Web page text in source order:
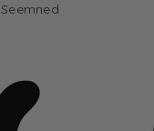
Seemned